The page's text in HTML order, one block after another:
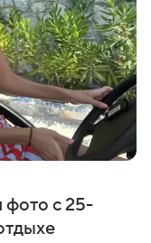
фото с 25-